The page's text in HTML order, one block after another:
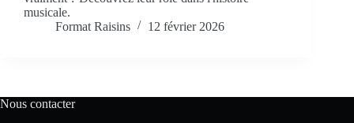
musicale.
Format Raisins
12 février 2026
Nous contacter